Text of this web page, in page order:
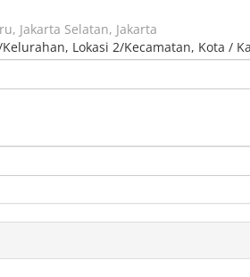
Jakarta Selatan, Jakarta
Lokasi 2/Kecamatan, Kota /